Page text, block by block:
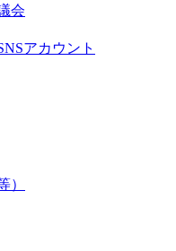
会
アカウント
）